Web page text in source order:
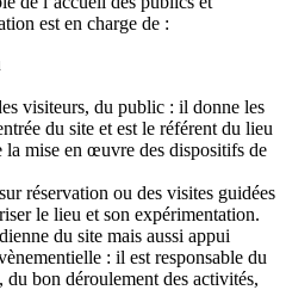
est en charge de :
visiteurs, du public : il donne les
du site et est le référent du lieu
mise en œuvre des dispositifs de
réservation ou des visites guidées
le lieu et son expérimentation.
du site mais aussi appui
: il est responsable du
du bon déroulement des activités,